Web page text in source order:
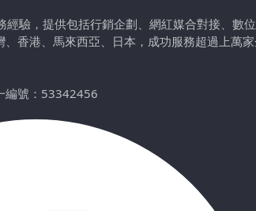
驗，提供包括行銷企劃、網紅媒合對接、數位
香港、馬來西亞、日本，成功服務超過上萬
編號：53342456